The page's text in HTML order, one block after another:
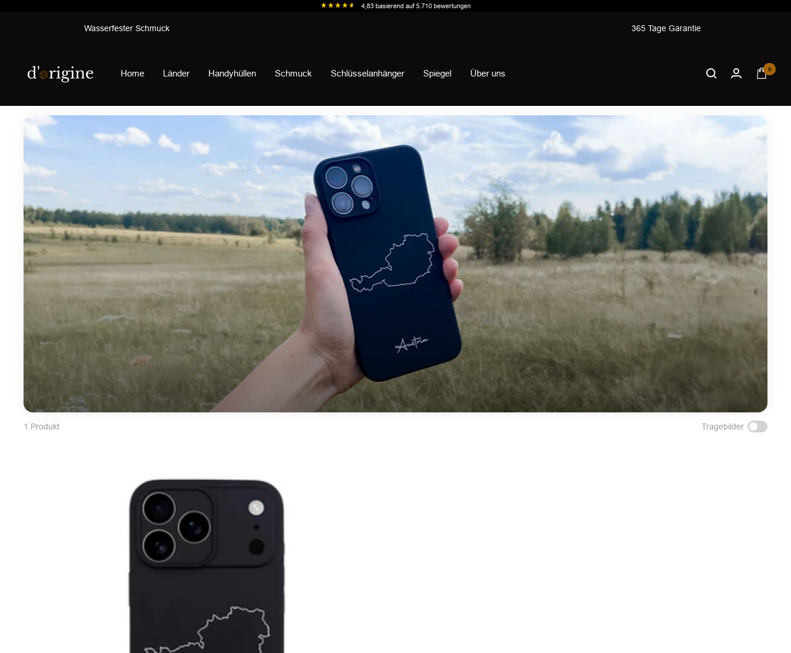
4,83 basierend auf5.710 bewertungen
Wasserfester Schmuck 365 Tage Garantie
Home Länder Handyhüllen Schmuck Schlüsselanhänger Spiegel Über uns
d'origine
0
1 Produkt Tragebilder